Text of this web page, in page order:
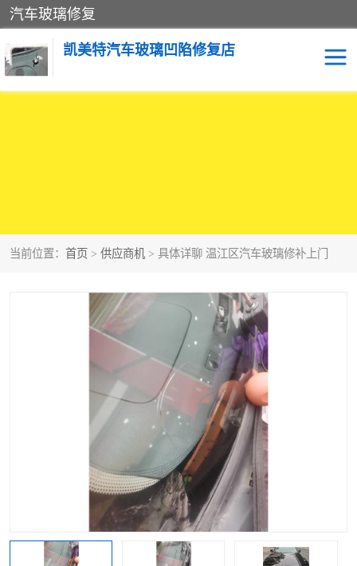
汽车玻璃修复
凯美特汽车玻璃凹陷修复店
当前位置： 首页 > 供应商机 > 具体详聊 温江区汽车玻璃修补上门